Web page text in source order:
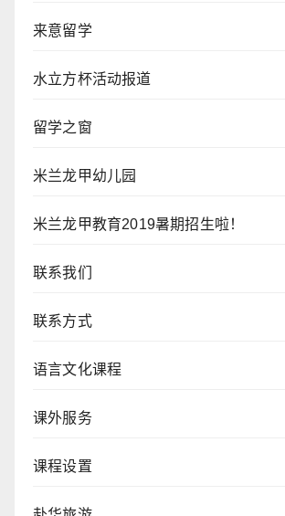
来意留学
水立方杯活动报道
留学之窗
米兰龙甲幼儿园
米兰龙甲教育2019暑期招生啦！
联系我们
联系方式
语言文化课程
课外服务
课程设置